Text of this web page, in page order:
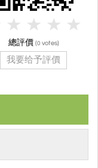
總評價 (0 votes)
我要给予評價